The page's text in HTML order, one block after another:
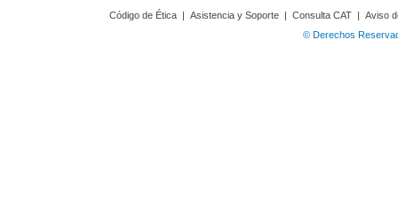
Código de Ética | Asistencia y Soporte | Consulta CAT | Aviso
© Derechos